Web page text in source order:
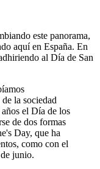
este panorama,
aquí en España. En
al Día de San
la sociedad
el Día de los
de dos formas
Day, que ha
como con el
junio.